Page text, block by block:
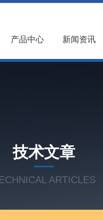
产品中心 新闻资讯
技术文章
ARTICLES